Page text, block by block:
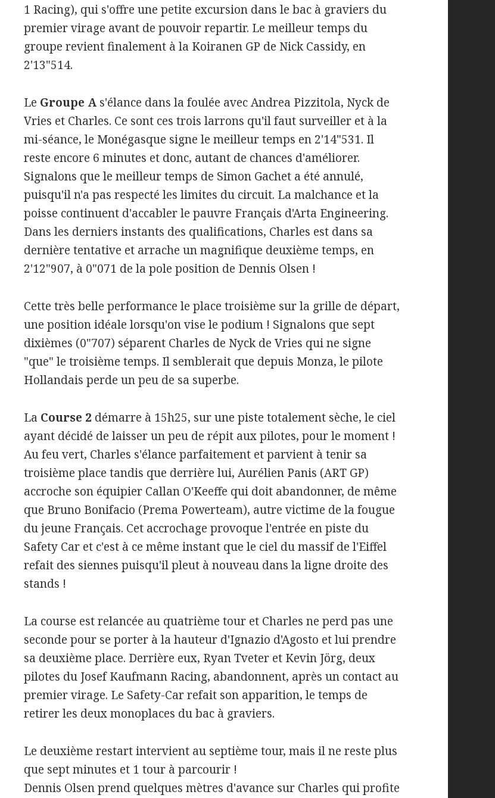
1 Racing), qui s'offre une petite excursion dans le bac à graviers du
premier virage avant de pouvoir repartir. Le meilleur temps du
groupe revient finalement à la Koiranen GP de Nick Cassidy, en
2'13"514.
Le Groupe A s'élance dans la foulée avec Andrea Pizzitola, Nyck de
Vries et Charles. Ce sont ces trois larrons qu'il faut surveiller et à la
mi-séance, le Monégasque signe le meilleur temps en 2'14"531. Il
reste encore 6 minutes et donc, autant de chances d'améliorer.
Signalons que le meilleur temps de Simon Gachet a été annulé,
puisqu'il n'a pas respecté les limites du circuit. La malchance et la
poisse continuent d'accabler le pauvre Français d'Arta Engineering.
Dans les derniers instants des qualifications, Charles est dans sa
dernière tentative et arrache un magnifique deuxième temps, en
2'12"907, à 0"071 de la pole position de Dennis Olsen !
Cette très belle performance le place troisième sur la grille de départ,
une position idéale lorsqu'on vise le podium ! Signalons que sept
dixièmes (0"707) séparent Charles de Nyck de Vries qui ne signe
"que" le troisième temps. Il semblerait que depuis Monza, le pilote
Hollandais perde un peu de sa superbe.
La Course 2 démarre à 15h25, sur une piste totalement sèche, le ciel
ayant décidé de laisser un peu de répit aux pilotes, pour le moment !
Au feu vert, Charles s'élance parfaitement et parvient à tenir sa
troisième place tandis que derrière lui, Aurélien Panis (ART GP)
accroche son équipier Callan O'Keeffe qui doit abandonner, de même
que Bruno Bonifacio (Prema Powerteam), autre victime de la fougue
du jeune Français. Cet accrochage provoque l'entrée en piste du
Safety Car et c'est à ce même instant que le ciel du massif de l'Eiffel
refait des siennes puisqu'il pleut à nouveau dans la ligne droite des
stands !
La course est relancée au quatrième tour et Charles ne perd pas une
seconde pour se porter à la hauteur d'Ignazio d'Agosto et lui prendre
sa deuxième place. Derrière eux, Ryan Tveter et Kevin Jörg, deux
pilotes du Josef Kaufmann Racing, abandonnent, après un contact au
premier virage. Le Safety-Car refait son apparition, le temps de
retirer les deux monoplaces du bac à graviers.
Le deuxième restart intervient au septième tour, mais il ne reste plus
que sept minutes et 1 tour à parcourir !
Dennis Olsen prend quelques mètres d'avance sur Charles qui profite